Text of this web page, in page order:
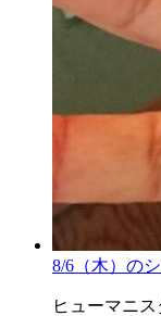
8/6（木）の
ヒューマニ